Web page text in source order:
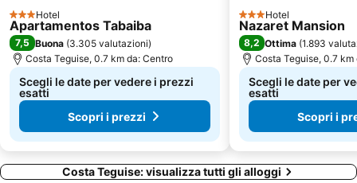
3 StelleHotel
Apartamentos Tabaiba
7,5 Buona (3.305 valutazioni)
Costa Teguise, 0.7 km da: Centro
Scegli le date per vedere i prezzi
esatti
Scopri i prezzi
3 StelleHotel
Nazaret Mansion
8,2 Ottima (1.893
Costa Teguise, 0.7 km
Scegli le date per
esatti
Scopri i
Costa Teguise: visualizza tutti gli alloggi